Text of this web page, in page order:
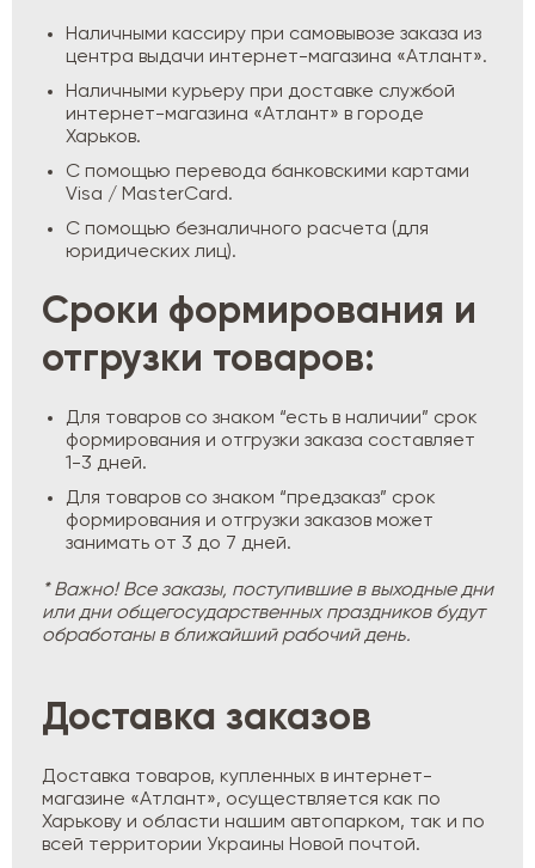
Наличными кассиру при самовывозе заказа из
центра выдачи интернет-магазина «Атлант».
Наличными курьеру при доставке службой
интернет-магазина «Атлант» в городе
Харьков.
С помощью перевода банковскими картами
Visa / MasterCard.
С помощью безналичного расчета (для
юридических лиц).
Сроки формирования и
отгрузки товаров:
Для товаров со знаком “есть в наличии” срок
формирования и отгрузки заказа составляет
1-3 дней.
Для товаров со знаком “предзаказ” срок
формирования и отгрузки заказов может
занимать от 3 до 7 дней.
* Важно! Все заказы, поступившие в выходные дни
или дни общегосударственных праздников будут
обработаны в ближайший рабочий день.
Доставка заказов
Доставка товаров, купленных в интернет-
магазине «Атлант», осуществляется как по
Харькову и области нашим автопарком, так и по
всей территории Украины Новой почтой.